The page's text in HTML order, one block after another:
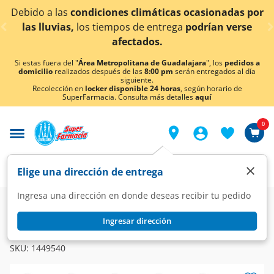
< div class="carousel-inner">
a lascondiciones climáticas ocasionadas por
las lluvias,los tiempos de entregapodrían verse
afectados.
Si estas fuera del "Área Metropolitana de Guadalajara", los pedidos a
domicilio realizados después de las8:00 pm serán entregados al día
siguiente.
Recolección en locker disponible 24 horas, según horario de
SuperFarmacia. Consulta más detallesaquí
Elige una dirección de entrega
Ingresa una dirección en donde deseas recibir tu pedido
Ingresar dirección
×
0
Farmacia Diabetes y Endocrinas Antidiabéticos
Edistride 10 mg, 28 Tabletas.
SKU: 1449540